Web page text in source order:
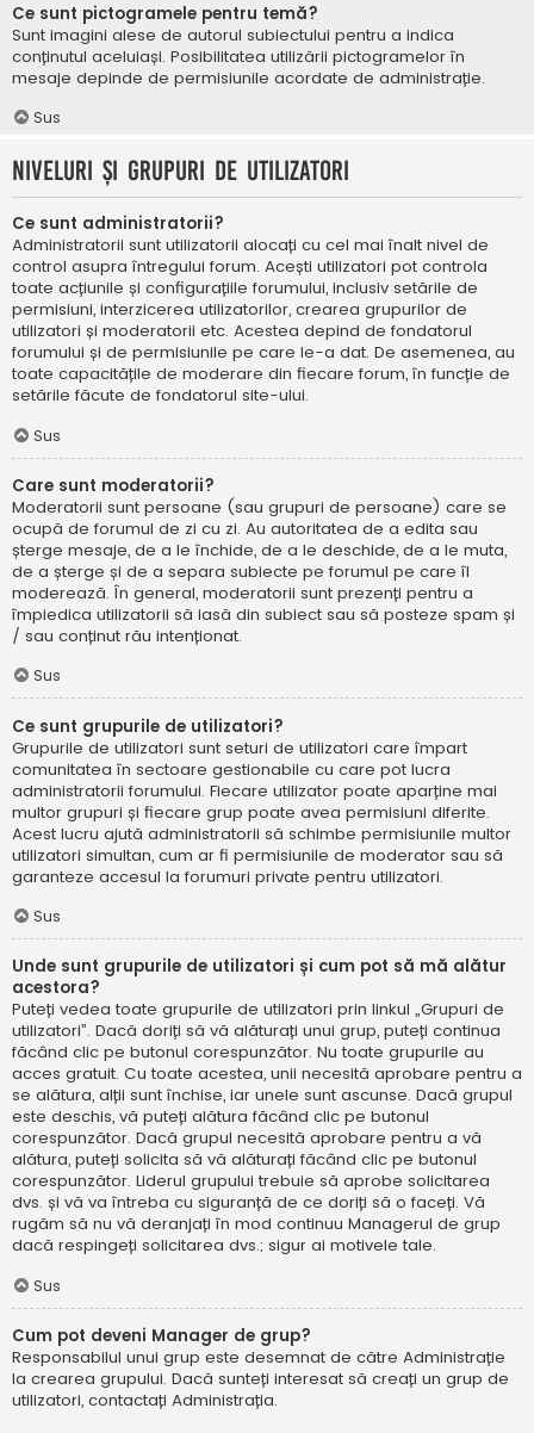
Ce sunt pictogramele pentru temă?
Sunt imagini alese de autorul subiectului pentru a indica
conținutul aceluiași. Posibilitatea utilizării pictogramelor în
mesaje depinde de permisiunile acordate de administrație.
Sus
Niveluri și grupuri de utilizatori
Ce sunt administratorii?
Administratorii sunt utilizatorii alocați cu cel mai înalt nivel de
control asupra întregului forum. Acești utilizatori pot controla
toate acțiunile și configurațiile forumului, inclusiv setările de
permisiuni, interzicerea utilizatorilor, crearea grupurilor de
utilizatori și moderatorii etc. Acestea depind de fondatorul
forumului și de permisiunile pe care le-a dat. De asemenea, au
toate capacitățile de moderare din fiecare forum, în funcție de
setările făcute de fondatorul site-ului.
Sus
Care sunt moderatorii?
Moderatorii sunt persoane (sau grupuri de persoane) care se
ocupă de forumul de zi cu zi. Au autoritatea de a edita sau
șterge mesaje, de a le închide, de a le deschide, de a le muta,
de a șterge și de a separa subiecte pe forumul pe care îl
moderează. În general, moderatorii sunt prezenți pentru a
împiedica utilizatorii să iasă din subiect sau să posteze spam și
/ sau conținut rău intenționat.
Sus
Ce sunt grupurile de utilizatori?
Grupurile de utilizatori sunt seturi de utilizatori care împart
comunitatea în sectoare gestionabile cu care pot lucra
administratorii forumului. Fiecare utilizator poate aparține mai
multor grupuri și fiecare grup poate avea permisiuni diferite.
Acest lucru ajută administratorii să schimbe permisiunile multor
utilizatori simultan, cum ar fi permisiunile de moderator sau să
garanteze accesul la forumuri private pentru utilizatori.
Sus
Unde sunt grupurile de utilizatori și cum pot să mă alătur
acestora?
Puteți vedea toate grupurile de utilizatori prin linkul „Grupuri de
utilizatori”. Dacă doriți să vă alăturați unui grup, puteți continua
făcând clic pe butonul corespunzător. Nu toate grupurile au
acces gratuit. Cu toate acestea, unii necesită aprobare pentru a
se alătura, alții sunt închise, iar unele sunt ascunse. Dacă grupul
este deschis, vă puteți alătura făcând clic pe butonul
corespunzător. Dacă grupul necesită aprobare pentru a vă
alătura, puteți solicita să vă alăturați făcând clic pe butonul
corespunzător. Liderul grupului trebuie să aprobe solicitarea
dvs. și vă va întreba cu siguranță de ce doriți să o faceți. Vă
rugăm să nu vă deranjați în mod continuu Managerul de grup
dacă respingeți solicitarea dvs.; sigur ai motivele tale.
Sus
Cum pot deveni Manager de grup?
Responsabilul unui grup este desemnat de către Administrație
la crearea grupului. Dacă sunteți interesat să creați un grup de
utilizatori, contactați Administrația.